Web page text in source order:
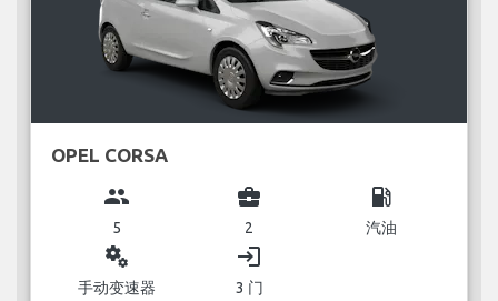
OPEL CORSA
group
5
business_center
2
local_gas_station
汽油
miscellaneous_services
手动变速器
login
3 门